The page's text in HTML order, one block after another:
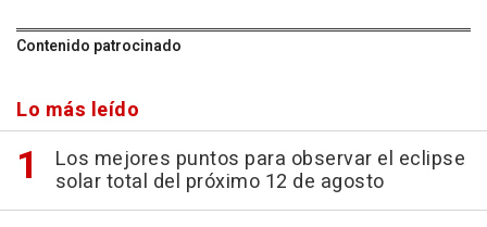
Contenido patrocinado
Lo más leído
Los mejores puntos para observar el eclipse
solar total del próximo 12 de agosto